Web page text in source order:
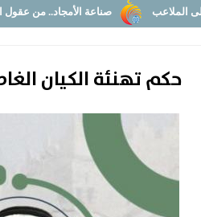
صناعة الأمجاد.. من عقول المصلحين إلى أقدام
حكم تهنئة الكيان